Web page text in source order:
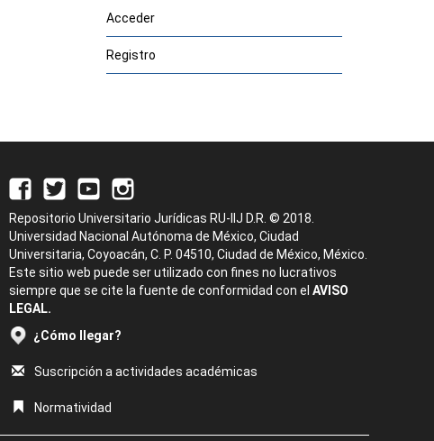
Acceder
Registro
Repositorio Universitario Jurídicas RU-IIJ D.R. © 2018.
Universidad Nacional Autónoma de México, Ciudad
Universitaria, Coyoacán, C. P. 04510, Ciudad de México, México.
Este sitio web puede ser utilizado con fines no lucrativos
siempre que se cite la fuente de conformidad con el AVISO
LEGAL.
¿Cómo llegar?
Suscripción a actividades académicas
Normatividad